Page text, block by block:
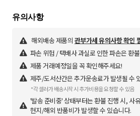
유의사항
해외배송 제품의 관부가세 유의사항 확인
파손 위험 / 택배사 과실로 인한 파손은 환
제품 거래예정일을 꼭 확인해주세요!
제주/도서산간은 추가운송료가 발생될 수
*각 셀러가 배송시작 시 추가비용을 요청할 수 있음
'발송 준비중' 상태부터는 환불 진행 시, 사
현지/해외 반품비가 발생할 수 있습니다.